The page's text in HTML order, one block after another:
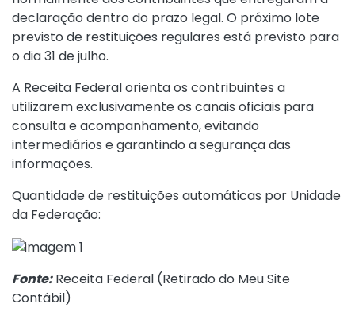
declaração dentro do prazo legal. O próximo lote
previsto de restituições regulares está previsto para
o dia 31 de julho.
A Receita Federal orienta os contribuintes a
utilizarem exclusivamente os canais oficiais para
consulta e acompanhamento, evitando
intermediários e garantindo a segurança das
informações.
Quantidade de restituições automáticas por Unidade
da Federação:
Fonte:Receita Federal (Retirado do Meu Site
Contábil)